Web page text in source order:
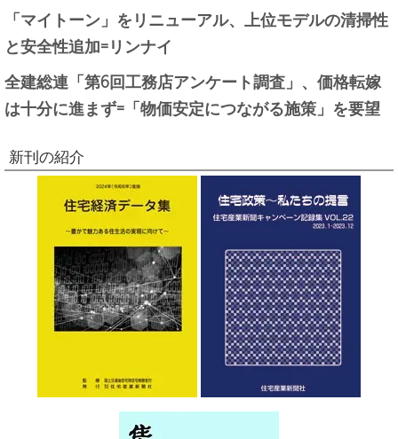
「マイトーン」をリニューアル、上位モデルの清掃性
と安全性追加=リンナイ
全建総連「第6回工務店アンケート調査」、価格転嫁
は十分に進まず=「物価安定につながる施策」を要望
新刊の紹介